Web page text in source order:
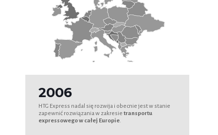
2006
HTG Express nadal się rozwija i obecnie jest w stanie
zapewnić rozwiązania w zakresie transportu
expressowego w całej Europie.